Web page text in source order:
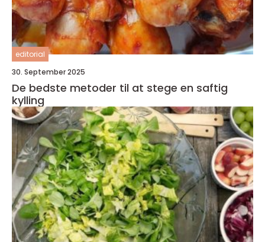
editorial
30. September 2025
De bedste metoder til at stege en saftig
kylling